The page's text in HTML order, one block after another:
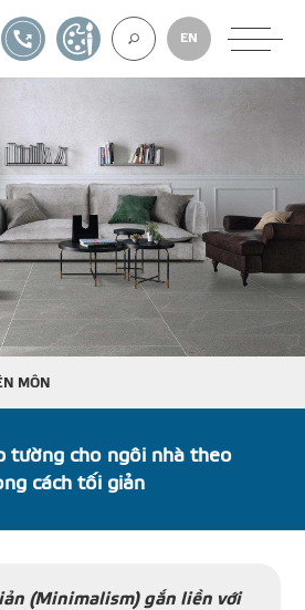
GẠCH ỐP LÁT
BÊ TÔNG KHÍ
DỰ
KÊNH PHÂN
EN
1900561582TỰ THIẾT KẾ
MÔN
tường cho ngôi nhà theo
cách tối giản
(Minimalism) gắn liền với